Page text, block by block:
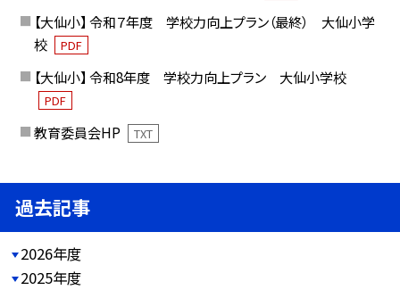
【大仙小】 令和７年度 学校力向上プラン（最終） 大仙小学
校
PDF
【大仙小】 令和8年度 学校力向上プラン 大仙小学校
PDF
教育委員会HP TXT
過去記事
2026年度
2025年度